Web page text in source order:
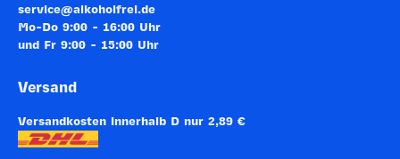
service@alkoholfrei.de
Mo-Do 9:00 - 16:00 Uhr
und Fr 9:00 - 15:00 Uhr
Versand
Versandkosten innerhalb D nur 2,89 €